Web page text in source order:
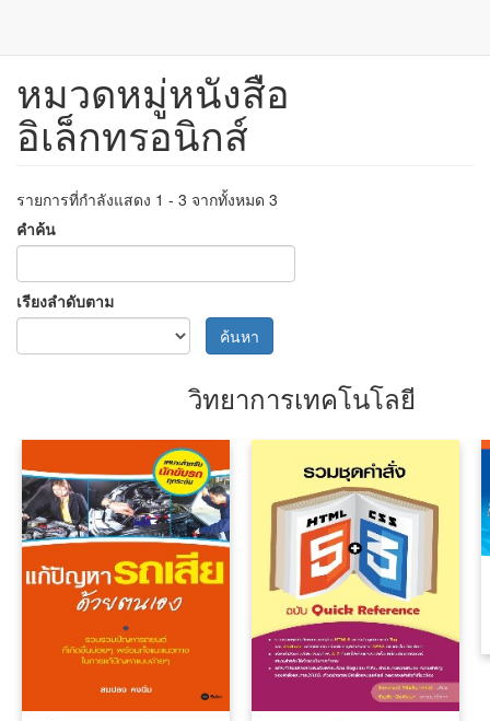
ข้าม
เนื้อหา
หมวดหมู่หนังสือ
อิเล็กทรอนิกส์
รายการที่กำลังแสดง 1 - 3 จากทั้งหมด 3
คำค้น
เรียงลำดับตาม
ค้นหา
วิทยาการเทคโนโลยี